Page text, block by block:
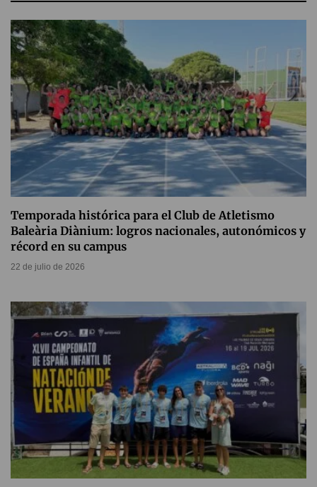
Temporada histórica para el Club de Atletismo
Baleària Diànium: logros nacionales, autonómicos y
récord en su campus
22 de julio de 2026